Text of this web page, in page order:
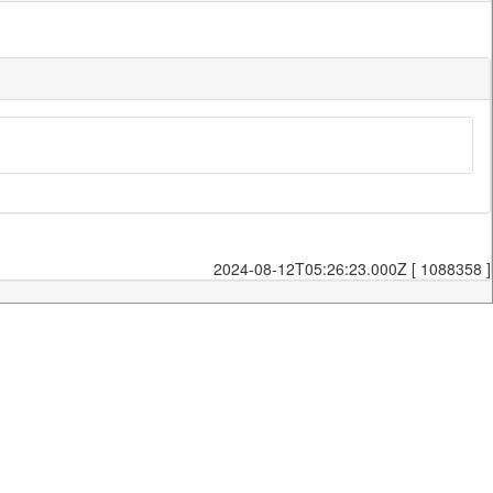
2024-08-12T05:26:23.000Z [ 1088358 ]